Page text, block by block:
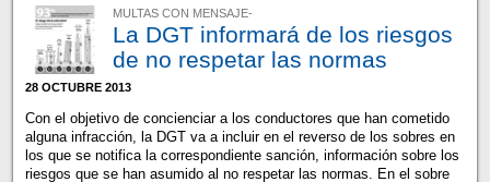
MULTAS CON MENSAJE-
La DGT informará de los riesgos
de no respetar las normas
28 OCTUBRE 2013
Con el objetivo de concienciar a los conductores que han cometido
alguna infracción, la DGT va a incluir en el reverso de los sobres en
los que se notifica la correspondiente sanción, información sobre los
riesgos que se han asumido al no respetar las normas. En el sobre